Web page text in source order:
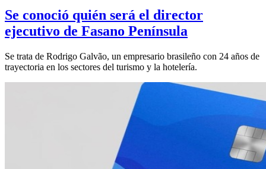
Se conoció quién será el director
ejecutivo de Fasano Península
Se trata de Rodrigo Galvão, un empresario brasileño con 24 años de
trayectoria en los sectores del turismo y la hotelería.